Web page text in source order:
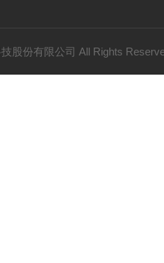
股份有限公司 All Rights